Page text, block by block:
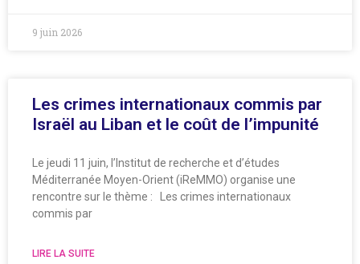
9 juin 2026
Les crimes internationaux commis par
Israël au Liban et le coût de l’impunité
Le jeudi 11 juin, l’Institut de recherche et d’études
Méditerranée Moyen-Orient (iReMMO) organise une
rencontre sur le thème : Les crimes internationaux
commis par
LIRE LA SUITE